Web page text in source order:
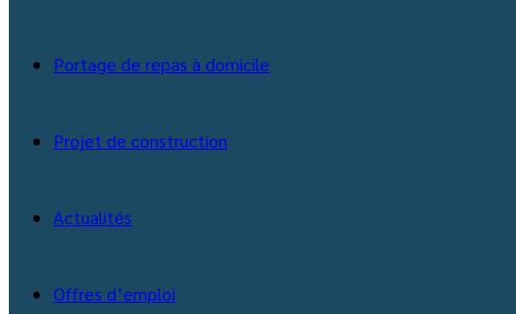
Portage de repas à domicile
Projet de construction
Actualités
Offres d’emploi